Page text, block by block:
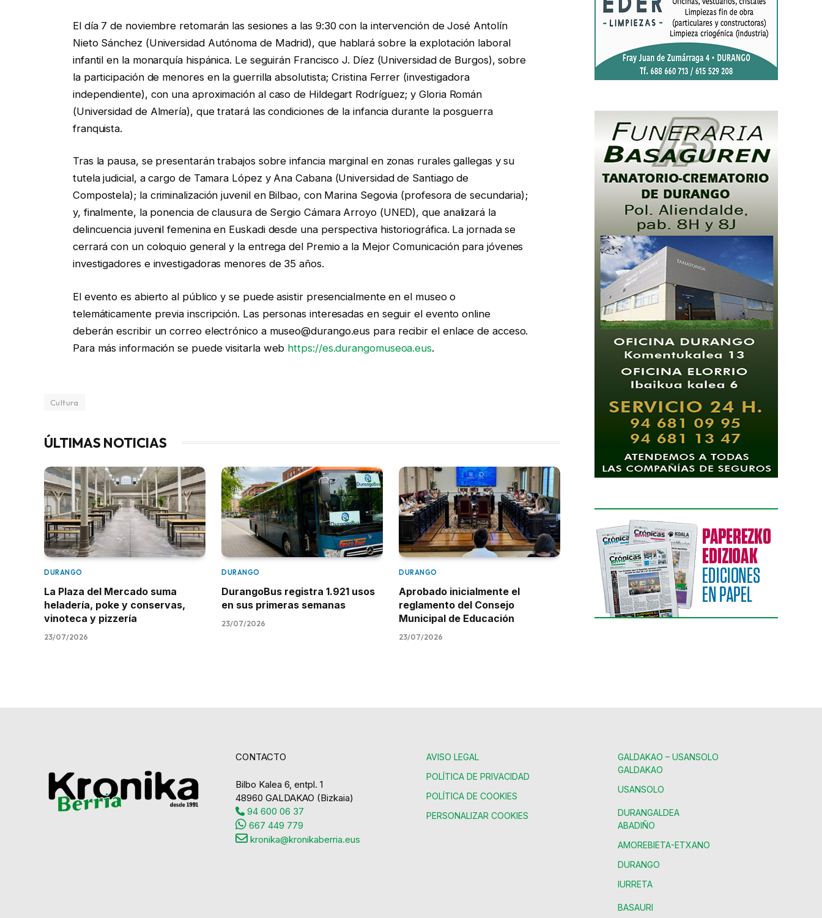
El día 7 de noviembre retomarán las sesiones a las 9:30 con la intervención de José Antolín
Nieto Sánchez (Universidad Autónoma de Madrid), que hablará sobre la explotación laboral
infantil en la monarquía hispánica. Le seguirán Francisco J. Díez (Universidad de Burgos), sobre
la participación de menores en la guerrilla absolutista; Cristina Ferrer (investigadora
independiente), con una aproximación al caso de Hildegart Rodríguez; y Gloria Román
(Universidad de Almería), que tratará las condiciones de la infancia durante la posguerra
franquista.
Tras la pausa, se presentarán trabajos sobre infancia marginal en zonas rurales gallegas y su
tutela judicial, a cargo de Tamara López y Ana Cabana (Universidad de Santiago de
Compostela); la criminalización juvenil en Bilbao, con Marina Segovia (profesora de secundaria);
y, finalmente, la ponencia de clausura de Sergio Cámara Arroyo (UNED), que analizará la
delincuencia juvenil femenina en Euskadi desde una perspectiva historiográfica. La jornada se
cerrará con un coloquio general y la entrega del Premio a la Mejor Comunicación para jóvenes
investigadores e investigadoras menores de 35 años.
El evento es abierto al público y se puede asistir presencialmente en el museo o
telemáticamente previa inscripción. Las personas interesadas en seguir el evento online
deberán escribir un correo electrónico a museo@durango.eus para recibir el enlace de acceso.
Para más información se puede visitarla web https://es.durangomuseoa.eus.
Cultura
ÚLTIMAS NOTICIAS
DURANGO
La Plaza del Mercado suma
heladería, poke y conservas,
vinoteca y pizzería
23/07/2026
DURANGO
DurangoBus registra 1.921 usos
en sus primeras semanas
23/07/2026
DURANGO
Aprobado inicialmente el
reglamento del Consejo
Municipal de Educación
23/07/2026
CONTACTO
Bilbo Kalea 6, entpl. 1
48960 GALDAKAO (Bizkaia)
94 600 06 37
667 449 779
kronika@kronikaberria.eus
AVISO LEGAL
POLÍTICA DE PRIVACIDAD
POLÍTICA DE COOKIES
PERSONALIZAR COOKIES
GALDAKAO – USANSOLO
GALDAKAO
USANSOLO
DURANGALDEA
ABADIÑO
AMOREBIETA-ETXANO
DURANGO
IURRETA
BASAURI